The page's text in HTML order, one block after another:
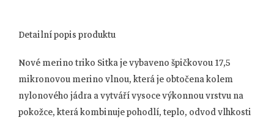
Detailní popis produktu
Nové merino triko Sitka je vybaveno špičkovou 17,5
mikronovou merino vlnou, která je obtočena kolem
nylonového jádra a vytváří vysoce výkonnou vrstvu na
pokožce, která kombinuje pohodlí, teplo, odvod vlhkosti